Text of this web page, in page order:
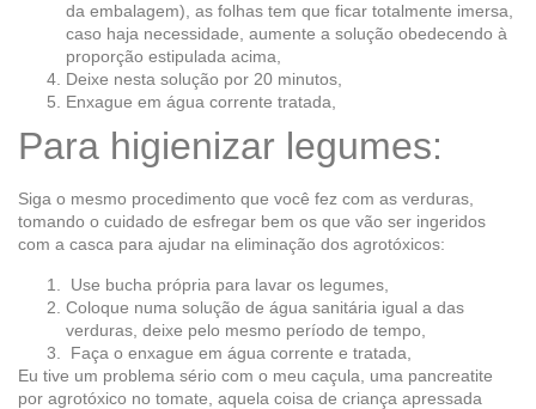
da embalagem), as folhas tem que ficar totalmente imersa,
caso haja necessidade, aumente a solução obedecendo à
proporção estipulada acima,
Deixe nesta solução por 20 minutos,
Enxague em água corrente tratada,
Para higienizar legumes:
Siga o mesmo procedimento que você fez com as verduras,
tomando o cuidado de esfregar bem os que vão ser ingeridos
com a casca para ajudar na eliminação dos agrotóxicos:
Use bucha própria para lavar os legumes,
Coloque numa solução de água sanitária igual a das
verduras, deixe pelo mesmo período de tempo,
Faça o enxague em água corrente e tratada,
Eu tive um problema sério com o meu caçula, uma pancreatite
por agrotóxico no tomate, aquela coisa de criança apressada